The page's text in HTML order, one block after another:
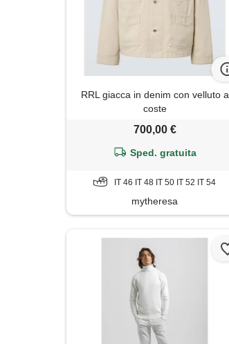
RRL giacca in denim con velluto a
coste
700,00 €
Sped. gratuita
IT 46 IT 48 IT 50 IT 52 IT 54
mytheresa